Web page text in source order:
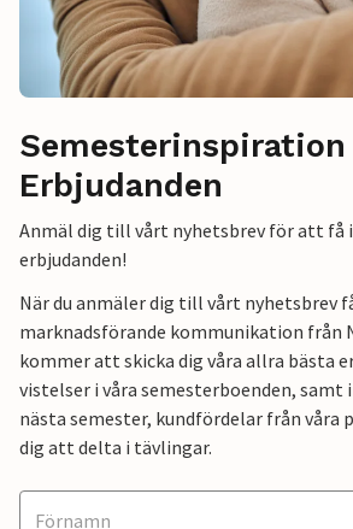
Semesterinspiration
Erbjudanden
Anmäl dig till vårt nyhetsbrev för att få
erbjudanden!
När du anmäler dig till vårt nyhetsbrev
marknadsförande kommunikation från
kommer att skicka dig våra allra bästa
vistelser i våra semesterboenden,
nästa semester, kundfördelar från våra
dig att delta i tävlingar.